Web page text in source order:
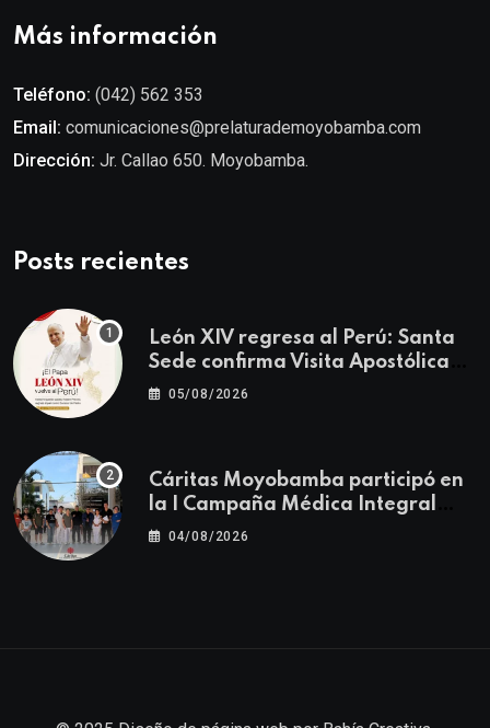
Más información
Teléfono: (042) 562 353
Email: comunicaciones@prelaturademoyobamba.com
Dirección: Jr. Callao 650. Moyobamba.
Posts recientes
León XIV regresa al Perú: Santa
Sede confirma Visita Apostólica
del 11 al 17 de noviembre
05/08/2026
Cáritas Moyobamba participó en
la I Campaña Médica Integral
Gratuita llevando salud y
04/08/2026